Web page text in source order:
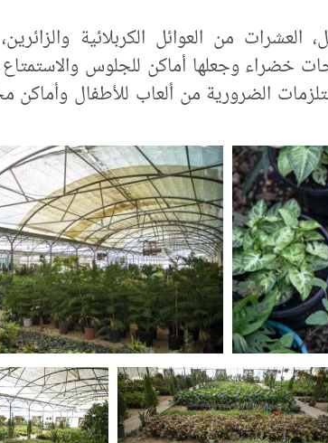
من العوائل الكربلائية
خضراء وجعلها أماكن للجلوس والاستمتاع
الضرورية من ألعاب للأطفال